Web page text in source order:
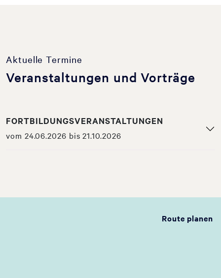
Aktuelle Termine
Veranstaltungen und Vorträge
FORTBILDUNGSVERANSTALTUNGEN
vom 24.06.2026 bis 21.10.2026
Route planen